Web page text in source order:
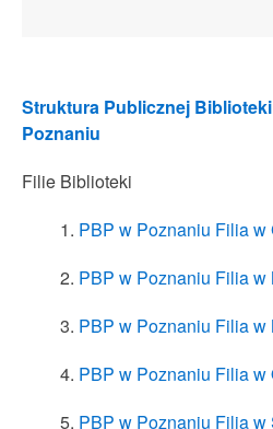
Struktura Publicznej
Poznaniu
Filie Biblioteki
PBP w Poznaniu Filia w
PBP w Poznaniu Filia
PBP w Poznaniu Filia w
PBP w Poznaniu Filia w
PBP w Poznaniu Filia w